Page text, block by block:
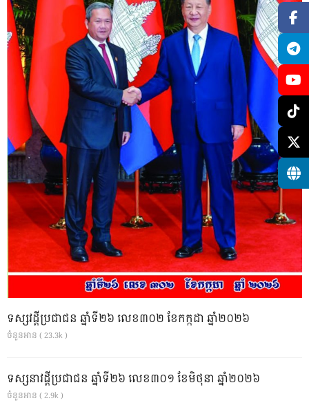
ទស្សវដ្តីប្រជាជន ឆ្នាំទី២៦ លេខ៣០២ ខែកក្កដា ឆ្នាំ២០២៦
ចំនួនអាន ( 23.3k )
ទស្សនាវដ្ដីប្រជាជន ឆ្នាំទី២៦ លេខ៣០១ ខែមិថុនា ឆ្នាំ២០២៦
ចំនួនអាន ( 2.9k )